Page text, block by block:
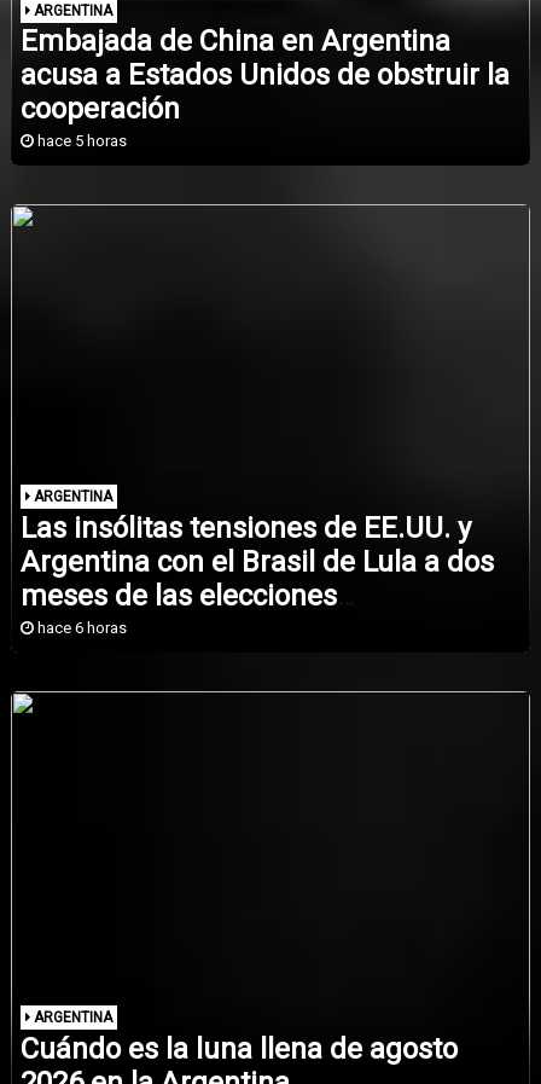
ARGENTINA
Embajada de China en Argentina
acusa a Estados Unidos de obstruir la
cooperación
hace 5 horas
ARGENTINA
Las insólitas tensiones de EE.UU. y
Argentina con el Brasil de Lula a dos
meses de las elecciones
presidenciales
hace 6 horas
ARGENTINA
Cuándo es la luna llena de agosto